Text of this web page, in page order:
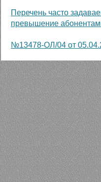
Перечень часто
превышение
№13478-ОЛ/04 от